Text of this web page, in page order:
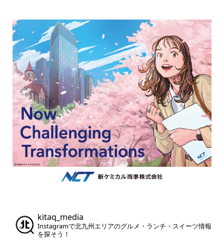
kitaq_media
Instagramで北九州エリアのグルメ・ランチ・スイーツ情報
を探そう！